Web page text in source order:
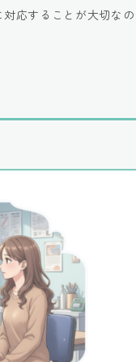
応することが大切な